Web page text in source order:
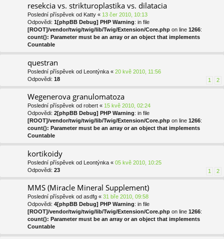
resekcia vs. strikturoplastika vs. dilatacia
Poslední příspěvek od Katty « 13 čer 2010, 10:13
Odpovědi: 1[phpBB Debug] PHP Warning: in file
[ROOT]/vendor/twig/twig/lib/Twig/Extension/Core.php on line 1266:
count(): Parameter must be an array or an object that implements
Countable
questran
Poslední příspěvek od Leontýnka « 20 kvě 2010, 11:56
Odpovědi: 18 1 2
Wegenerova granulomatoza
Poslední příspěvek od robert « 15 kvě 2010, 02:24
Odpovědi: 2[phpBB Debug] PHP Warning: in file
[ROOT]/vendor/twig/twig/lib/Twig/Extension/Core.php on line 1266:
count(): Parameter must be an array or an object that implements
Countable
kortikoidy
Poslední příspěvek od Leontýnka « 05 kvě 2010, 10:25
Odpovědi: 23 1 2
MMS (Miracle Mineral Supplement)
Poslední příspěvek od asdfg « 31 bře 2010, 09:58
Odpovědi: 4[phpBB Debug] PHP Warning: in file
[ROOT]/vendor/twig/twig/lib/Twig/Extension/Core.php on line 1266:
count(): Parameter must be an array or an object that implements
Countable